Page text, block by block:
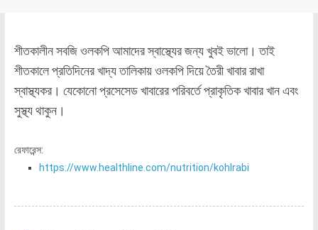
শীতকালীন সবজি ওলকপি আমাদের স্বাস্থ্যের জন্য খুবই ভালো। তাই
শীতকালে প্রতিদিনের খাদ্য তালিকায় ওলকপি দিয়ে তৈরী খাবার রাখা
স্বাস্থ্যকর। যেকোনো প্রসেসেড খাবারের পরিবর্তে প্রাকৃতিক খাবার খান এবং
সুস্থ্য থাকুন।
রেফারেন্স:
https://www.healthline.com/nutrition/kohlrabi